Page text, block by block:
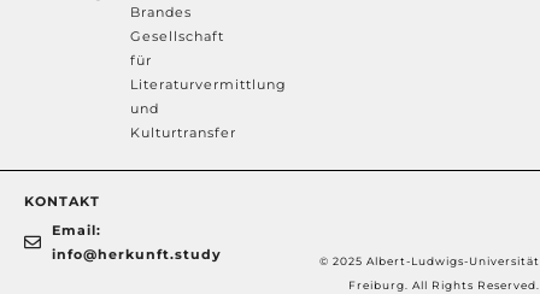
Brandes
Gesellschaft
für
Literaturvermittlung
und
Kulturtransfer
KONTAKT
Email:
info@herkunft.study
© 2025 Albert-Ludwigs-Universität
Freiburg. All Rights Reserved.